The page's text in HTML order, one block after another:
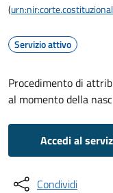
(
Servizio attivo
Procedimento di
al momento della
Accedi al
Condividi